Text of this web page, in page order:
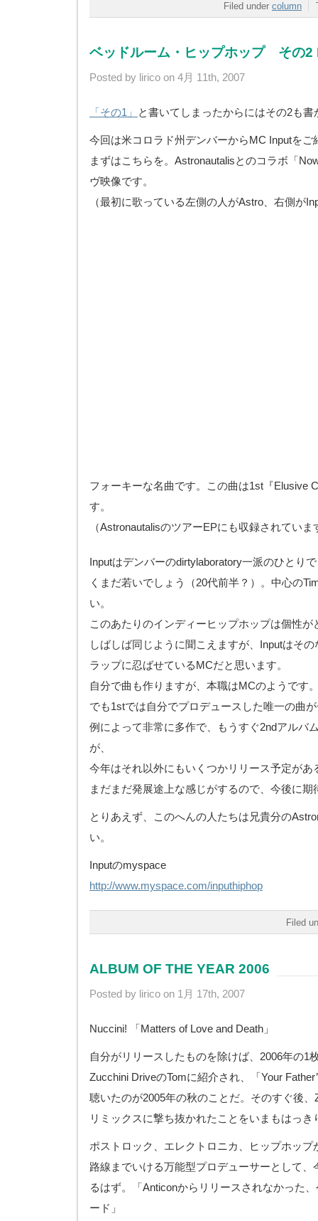
Filed under column
ベッドルーム・ヒップホップ その2
Posted by lirico on 4月 11th, 2007
「その1」 と書いてしまったからにはその2も
今回は米コロラド州デンバーからMC Inputをご
まずはこちらを。Astronautalisとのコラボ「
ヴ映像です。
（最初に歌っている左側の人がAstro、右側が
フォーキーな名曲です。この曲は1st『Elusive
す。
（AstronautalisのツアーEPにも収録されていま
Inputはデンバーのdirtylaboratory一派のひとり
くまだ若いでしょう（20代前半？）。中心の
い。
このあたりのインディーヒップホップは個性が
しばしば同じように聞こえますが、Inputはそ
ラップに忍ばせているMCだと思います。
自分で曲も作りますが、本職はMCのようです
でも1stでは自分でプロデュースした唯一の曲
例によって非常に多作で、もうすぐ2ndアルバ
が、
今年はそれ以外にもいくつかリリース予定があ
まだまだ発展途上な感じがするので、今後に期
とりあえず、このへんの人たちは兄貴分の
い。
Inputのmyspace
http://www.myspace.com/inputhiphop
Filed
ALBUM OF THE YEAR 2006
Posted by lirico on 1月 17th, 2007
Nuccini! 「Matters of Love and Death」
自分がリリースしたものを除けば、2006年の1
Zucchini DriveのTomに紹介され、「Your
聴いたのが2005年の秋のことだ。そのすぐ後、
リミックスに撃ち抜かれたことをいまもはっき
ポストロック、エレクトロニカ、ヒップホッ
路線までいける万能型プロデューサーとして
るはず。「Anticonからリリースされなかった
ード」